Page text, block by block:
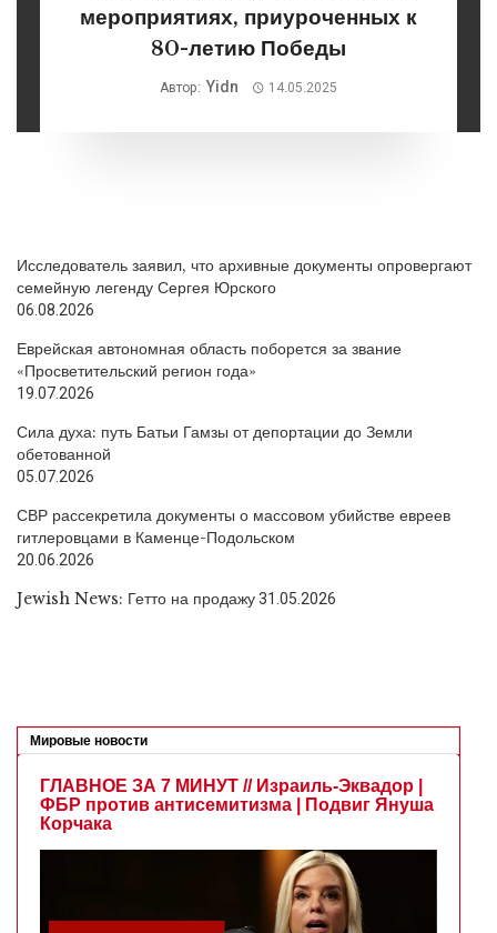
мероприятиях, приуроченных к
80-летию Победы
Автор: Yidn 14.05.2025
Исследователь заявил, что архивные документы опровергают
семейную легенду Сергея Юрского
06.08.2026
Еврейская автономная область поборется за звание
«Просветительский регион года»
19.07.2026
Сила духа: путь Батьи Гамзы от депортации до Земли
обетованной
05.07.2026
СВР рассекретила документы о массовом убийстве евреев
гитлеровцами в Каменце-Подольском
20.06.2026
Jewish News: Гетто на продажу31.05.2026